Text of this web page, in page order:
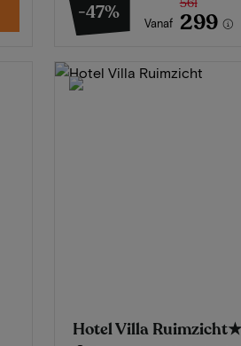
-47% Vanaf 299
Hotel Villa Ruimzicht